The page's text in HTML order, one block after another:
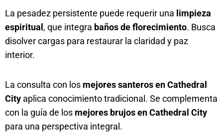
La pesadez persistente puede requerir una limpieza
espiritual , que integra baños de florecimiento. Busca
disolver cargas para restaurar la claridad y paz
interior.
La consulta con los mejores santeros en Cathedral
City aplica conocimiento tradicional. Se complementa
con la guía de los mejores brujos en Cathedral City
para una perspectiva integral.